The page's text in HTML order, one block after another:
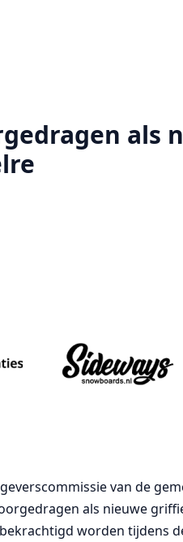
als
van de
als nieuwe
worden tijdens